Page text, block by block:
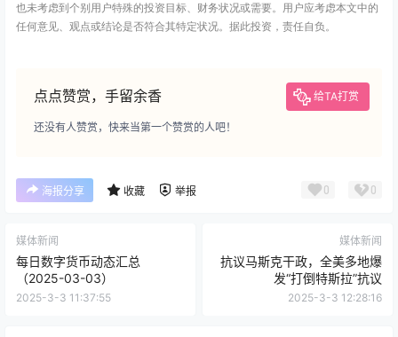
也未考虑到个别用户特殊的投资目标、财务状况或需要。用户应考虑本文中的
任何意见、观点或结论是否符合其特定状况。据此投资，责任自负。
点点赞赏，手留余香 给TA打赏
还没有人赞赏，快来当第一个赞赏的人吧！
海报分享 收藏 举报 0 0
媒体新闻
每日数字货币动态汇总
（2025-03-03）
2025-3-3 11:37:55
媒体新闻
抗议马斯克干政，全美多地爆
发“打倒特斯拉”抗议
2025-3-3 12:28:16